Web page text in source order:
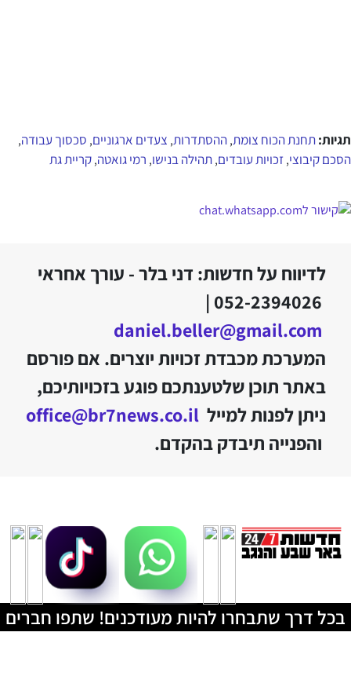
תגיות:תחנת הכוח צומת,ההסתדרות, צעדים ארגוניים, סכסוך עבודה,
הסכם קיבוצי,זכויות עובדים,תהילה בנישו, רמי גואטה,קריית גת
לדיווח על חדשות: דני בלר - עורך אחראי
052-2394026 |
daniel.beller@gmail.com
המערכת מכבדת זכויות יוצרים. אם פורסם
באתר תוכן שלטענתכם פוגע בזכויותיכם,
ניתן לפנות למייל office@br7news.co.il
והפנייה תיבדק בהקדם.
בכל דרך שתבחרו להיות מעודכנים! שתפו חברים